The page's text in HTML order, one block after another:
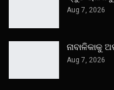
Aug 7, 2026
ନାବାଳିକାକୁ
Aug 7, 2026